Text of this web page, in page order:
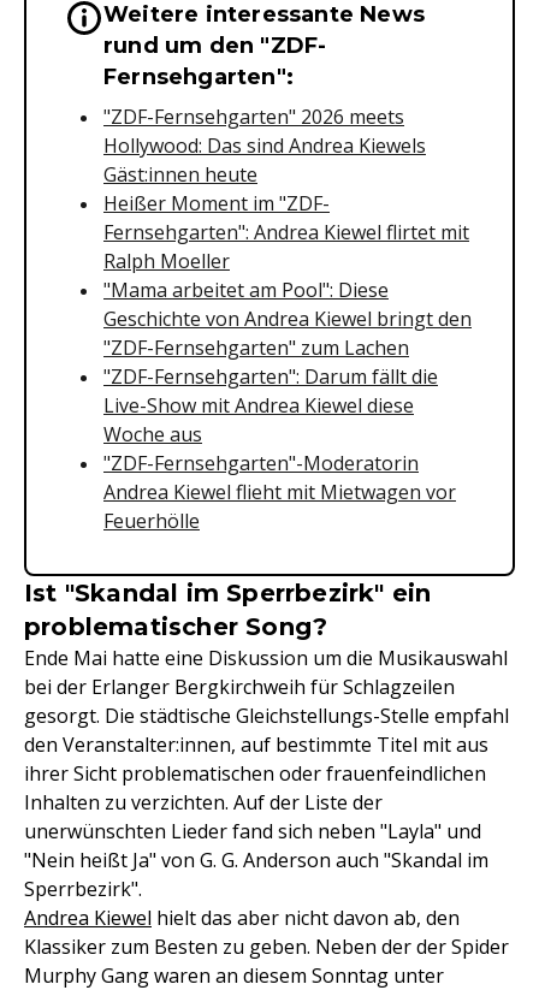
Wichtige Hinweise &
Weitere interessante News
rund um den "ZDF-
Fernsehgarten":
"ZDF-Fernsehgarten" 2026 meets
Hollywood: Das sind Andrea Kiewels
Gäst:innen heute
Heißer Moment im "ZDF-
Fernsehgarten": Andrea Kiewel flirtet mit
Ralph Moeller
"Mama arbeitet am Pool": Diese
Geschichte von Andrea Kiewel bringt den
"ZDF-Fernsehgarten" zum Lachen
"ZDF-Fernsehgarten": Darum fällt die
Live-Show mit Andrea Kiewel diese
Woche aus
"ZDF-Fernsehgarten"-Moderatorin
Andrea Kiewel flieht mit Mietwagen vor
Feuerhölle
Ist "Skandal im Sperrbezirk" ein
problematischer Song?
Ende Mai hatte eine Diskussion um die Musikauswahl
bei der Erlanger Bergkirchweih für Schlagzeilen
gesorgt. Die städtische Gleichstellungs-Stelle empfahl
den Veranstalter:innen, auf bestimmte Titel mit aus
ihrer Sicht problematischen oder frauenfeindlichen
Inhalten zu verzichten. Auf der Liste der
unerwünschten Lieder fand sich neben "Layla" und
"Nein heißt Ja" von G. G. Anderson auch "Skandal im
Sperrbezirk".
Andrea Kiewel hielt das aber nicht davon ab, den
Klassiker zum Besten zu geben. Neben der der Spider
Murphy Gang waren an diesem Sonntag unter